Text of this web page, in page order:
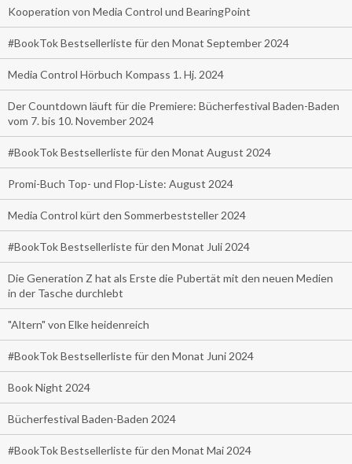
Kooperation von Media Control und BearingPoint
#BookTok Bestsellerliste für den Monat September 2024
Media Control Hörbuch Kompass 1. Hj. 2024
Der Countdown läuft für die Premiere: Bücherfestival Baden-Baden
vom 7. bis 10. November 2024
#BookTok Bestsellerliste für den Monat August 2024
Promi-Buch Top- und Flop-Liste: August 2024
Media Control kürt den Sommerbeststeller 2024
#BookTok Bestsellerliste für den Monat Juli 2024
Die Generation Z hat als Erste die Pubertät mit den neuen Medien
in der Tasche durchlebt
"Altern" von Elke heidenreich
#BookTok Bestsellerliste für den Monat Juni 2024
Book Night 2024
Bücherfestival Baden-Baden 2024
#BookTok Bestsellerliste für den Monat Mai 2024